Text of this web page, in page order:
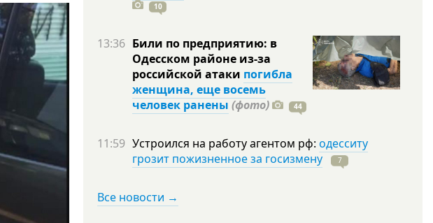
10
13:36 Били по предприятию: в
Одесском районе из-за
российской атаки погибла
женщина, еще восемь
человек ранены (фото) 44
11:59 Устроился на работу агентом рф: одесситу
грозит пожизненное за госизмену
7
Все новости →